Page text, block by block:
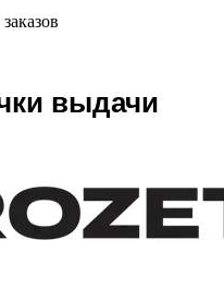
выдачи